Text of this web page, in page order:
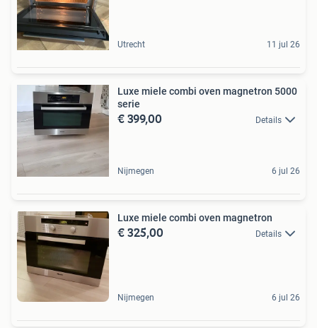
Utrecht 11 jul 26
Luxe miele combi oven magnetron 5000
serie
€ 399,00 Details
Nijmegen 6 jul 26
Luxe miele combi oven magnetron
€ 325,00 Details
Nijmegen 6 jul 26